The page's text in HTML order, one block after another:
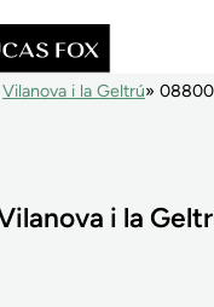
Vilanova i la Geltrú
08800
i la